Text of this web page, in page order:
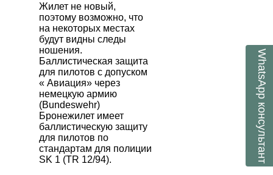
Жилет не новый,
поэтому возможно, что
на некоторых местах
будут видны следы
ношения.
Баллистическая защита
для пилотов с допуском
« Авиация» через
немецкую армию
(Bundeswehr)
Бронежилет имеет
баллистическую защиту
для пилотов по
стандартам для полиции
SK 1 (TR 12/94).
WhatsApp
консультант